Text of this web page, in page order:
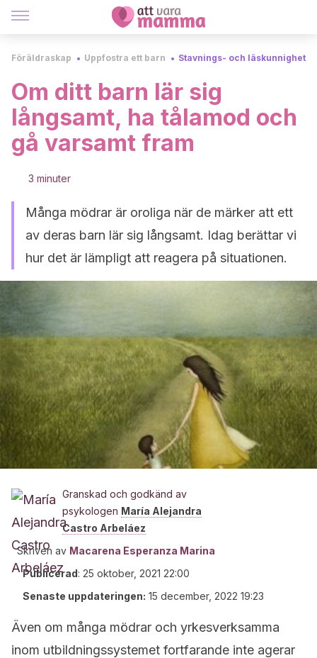
Föräldraskap Uppfostra ett barn Stavnings- och läskunnighet
Om ditt barn lär sig
långsamt, ha tålamod och
gå varsamt fram
3 minuter
Många mödrar är oroliga när de märker att ett
av deras barn lär sig långsamt. Idag berättar vi
hur det är lämpligt att reagera på situationen.
Granskad och godkänd av
psykologen María Alejandra
Castro Arbeláez
Skriven av Macarena Esperanza Marina
Publicerad: 25 oktober, 2021 22:00
Senaste uppdateringen: 15 december, 2022 19:23
Även om många mödrar och yrkesverksamma
inom utbildningssystemet fortfarande inte agerar